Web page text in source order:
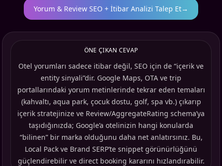
Yorum & Review SEO + İtibar Analizi Talep Et→
ÖNE ÇIKAN CEVAP
Otel yorumları sadece itibar değil, SEO için de “içerik ve
entity sinyali”dir. Google Maps, OTA ve trip
portallarındaki yorum metinlerinde tekrar eden temaları
(kahvaltı, aqua park, çocuk dostu, golf, spa vb.) çıkarıp
içerik stratejinize ve Review/AggregateRating schema’ya
taşıdığınızda; Google’a otelinizin hangi konularda
“bilinen” bir marka olduğunu daha net anlatırsınız. Bu,
Local Pack ve Brand SERP’te snippet görünürlüğünü
güçlendirebilir ve direct booking kararını hızlandırabilir.